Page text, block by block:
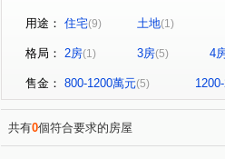
都市麗晶大廈 (1)
明誠一路
用途： 住宅(9) 土地(1)
格局： 2房(1) 3房(5) 4
售金： 800-1200萬元(5)
共有0個符合要求的房屋